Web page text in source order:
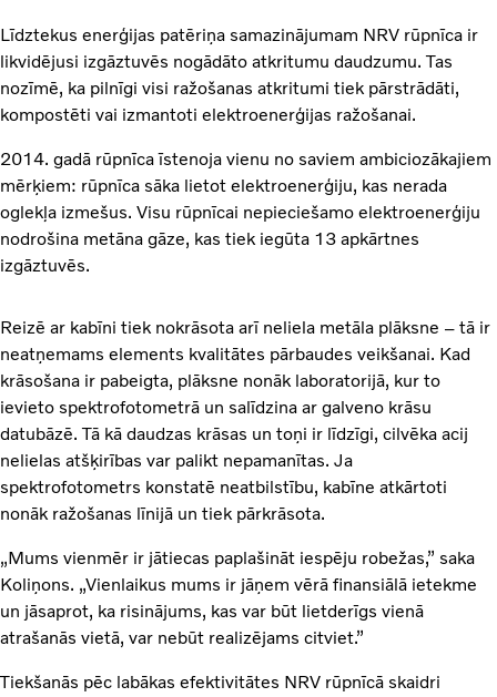
Līdztekus enerģijas patēriņa samazinājumam NRV rūpnīca ir
likvidējusi izgāztuvēs nogādāto atkritumu daudzumu. Tas
nozīmē, ka pilnīgi visi ražošanas atkritumi tiek pārstrādāti,
kompostēti vai izmantoti elektroenerģijas ražošanai.
2014. gadā rūpnīca īstenoja vienu no saviem ambiciozākajiem
mērķiem: rūpnīca sāka lietot elektroenerģiju, kas nerada
oglekļa izmešus. Visu rūpnīcai nepieciešamo elektroenerģiju
nodrošina metāna gāze, kas tiek iegūta 13 apkārtnes
izgāztuvēs.
Reizē ar kabīni tiek nokrāsota arī neliela metāla plāksne – tā ir
neatņemams elements kvalitātes pārbaudes veikšanai. Kad
krāsošana ir pabeigta, plāksne nonāk laboratorijā, kur to
ievieto spektrofotometrā un salīdzina ar galveno krāsu
datubāzē. Tā kā daudzas krāsas un toņi ir līdzīgi, cilvēka acij
nelielas atšķirības var palikt nepamanītas. Ja
spektrofotometrs konstatē neatbilstību, kabīne atkārtoti
nonāk ražošanas līnijā un tiek pārkrāsota.
„Mums vienmēr ir jātiecas paplašināt iespēju robežas,” saka
Koliņons. „Vienlaikus mums ir jāņem vērā finansiālā ietekme
un jāsaprot, ka risinājums, kas var būt lietderīgs vienā
atrašanās vietā, var nebūt realizējams citviet.”
Tiekšanās pēc labākas efektivitātes NRV rūpnīcā skaidri